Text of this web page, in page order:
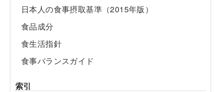
日本人の食事摂取基準（2015年版）
食品成分
食生活指針
食事バランスガイド
索引